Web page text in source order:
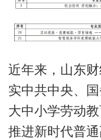
近年来，山东
实中共中央、
大中小学劳动
推进新时代普